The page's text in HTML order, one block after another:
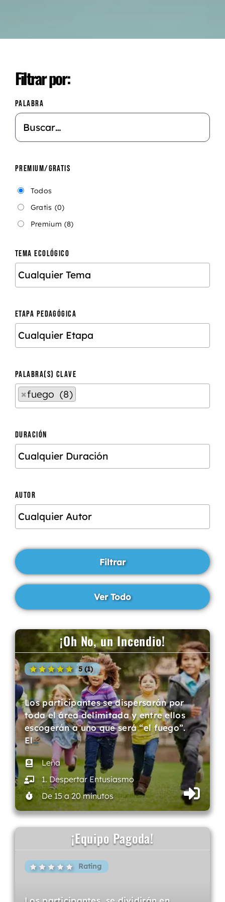
Filtrar por:
PALABRA
PREMIUM/GRATIS
Todos
Gratis (0)
Premium (8)
TEMA ECOLÓGICO
ETAPA PEDAGÓGICA
PALABRA(S) CLAVE
×fuego (8)
DURACIÓN
AUTOR
¡Oh No, un Incendio!
5 (1)
Los participantes se dispersarán por
toda el área delimitada y entre ellos
escogerán a uno que será “el fuego”.
El…
Leña
1. Despertar Entusiasmo
De 15 a 20 minutos
¡Equipo Pagoda!
Rating